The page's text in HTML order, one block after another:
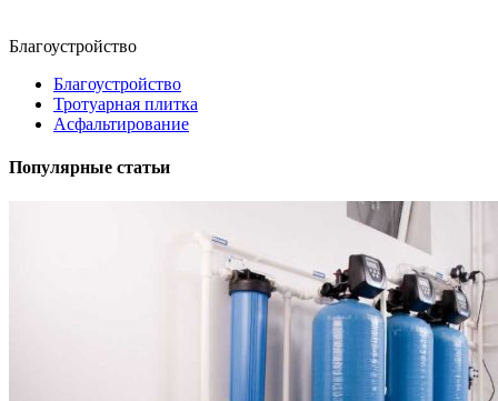
Благоустройство
Благоустройство
Тротуарная плитка
Асфальтирование
Популярные статьи